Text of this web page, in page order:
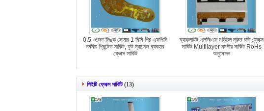
0.5 ওজেড সিঙ্ক সোনার 1 মিমি পিচ এফপিসি
নমনীয় প্রিন্টেড সার্কিট, ফুট ম্যাসেজ ব্যবহার
ফ্লেক্স সার্কিট
ব্যাকলাইট এলজিএফ মডিউল দ্রুত ঘড়ি ফ্লেক্স
সার্কিট Multilayer নমনীয় সার্কিট RoHs
অনুমোদন
পিইটি ফ্লেক্স সার্কিট (13)